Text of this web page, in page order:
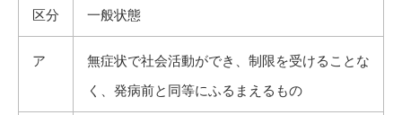
区分 一般状態
ア
無症状で社会活動ができ、制限を受けることな
く、発病前と同等にふるまえるもの